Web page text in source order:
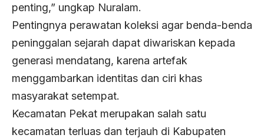
penting,” ungkap Nuralam.
Pentingnya perawatan koleksi agar benda-benda
peninggalan sejarah dapat diwariskan kepada
generasi mendatang, karena artefak
menggambarkan identitas dan ciri khas
masyarakat setempat.
Kecamatan Pekat merupakan salah satu
kecamatan terluas dan terjauh di Kabupaten